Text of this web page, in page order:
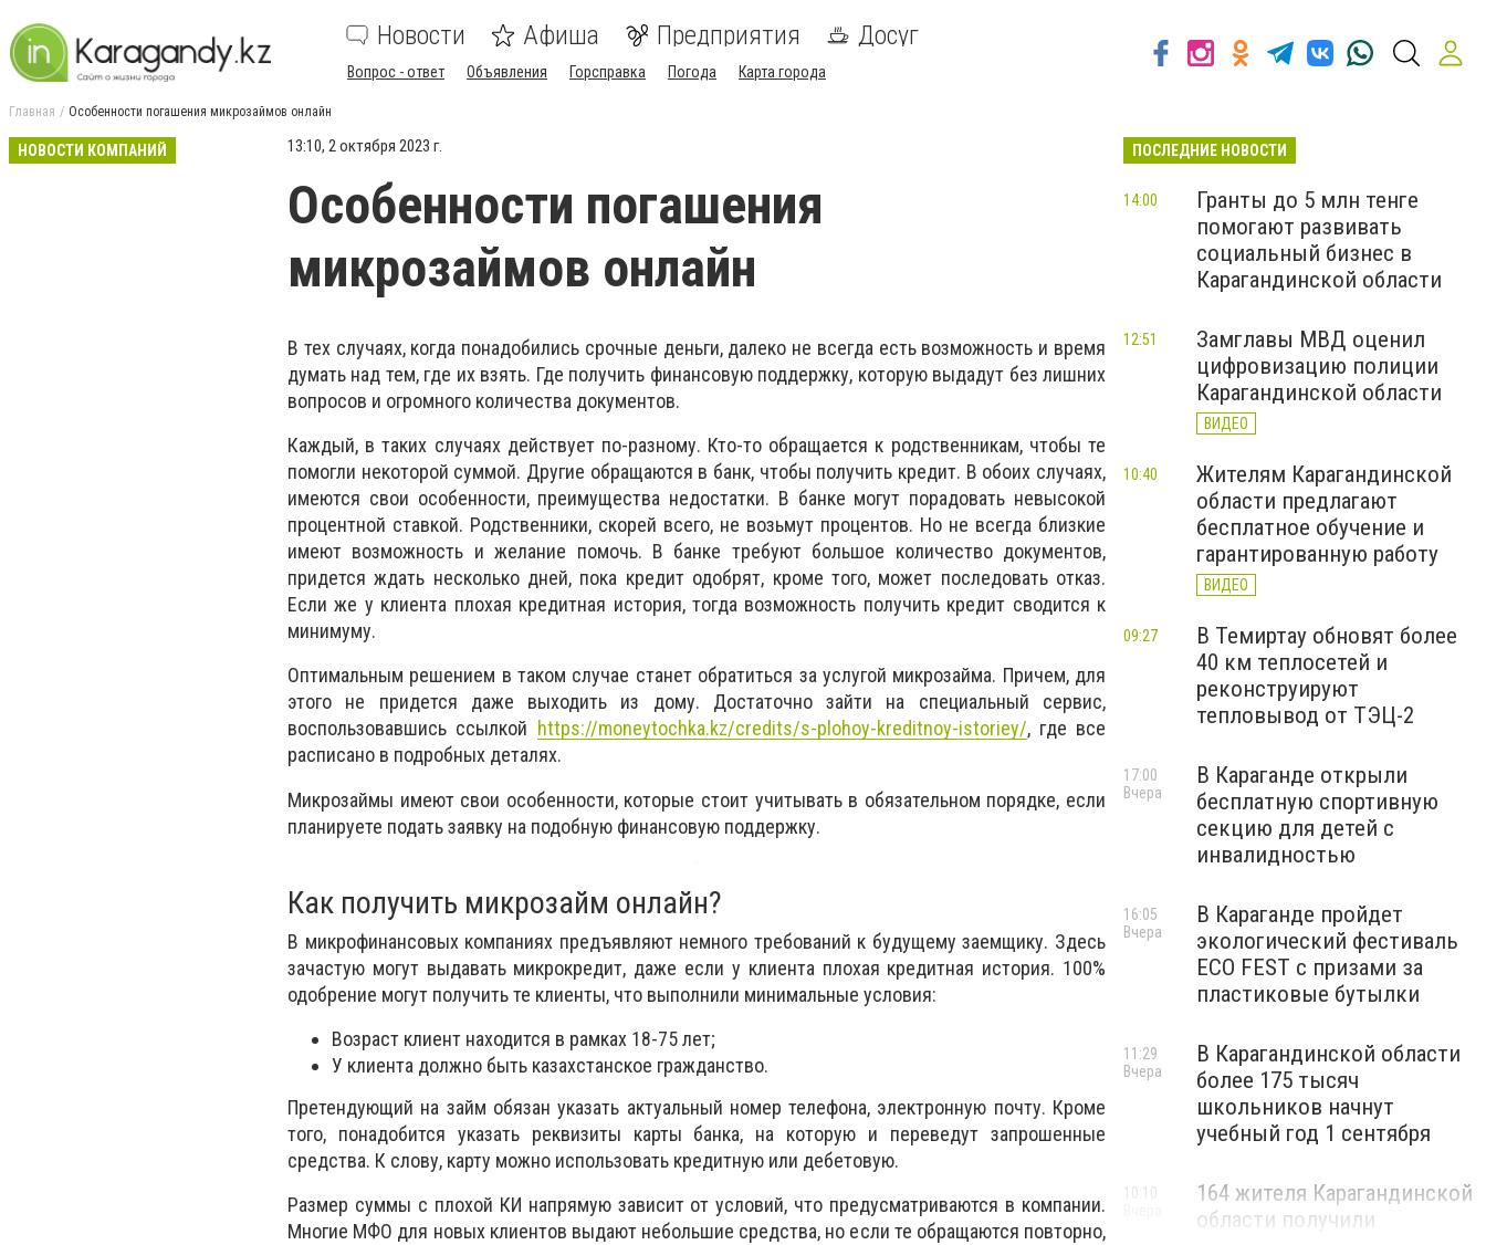
Новости Афиша Предприятия Досуг
Вопрос - ответ Объявления Горсправка Погода Карта города
Главная Особенности погашения микрозаймов онлайн
НОВОСТИ КОМПАНИЙ 13:10, 2 октября 2023 г.
Особенности погашения
микрозаймов онлайн
В тех случаях, когда понадобились срочные деньги, далеко не всегда есть возможность и время
думать над тем, где их взять. Где получить финансовую поддержку, которую выдадут без лишних
вопросов и огромного количества документов.
Каждый, в таких случаях действует по-разному. Кто-то обращается к родственникам, чтобы те
помогли некоторой суммой. Другие обращаются в банк, чтобы получить кредит. В обоих случаях,
имеются свои особенности, преимущества недостатки. В банке могут порадовать невысокой
процентной ставкой. Родственники, скорей всего, не возьмут процентов. Но не всегда близкие
имеют возможность и желание помочь. В банке требуют большое количество документов,
придется ждать несколько дней, пока кредит одобрят, кроме того, может последовать отказ.
Если же у клиента плохая кредитная история, тогда возможность получить кредит сводится к
минимуму.
Оптимальным решением в таком случае станет обратиться за услугой микрозайма. Причем, для
этого не придется даже выходить из дому. Достаточно зайти на специальный сервис,
воспользовавшись ссылкой https://moneytochka.kz/credits/s-plohoy-kreditnoy-istoriey/, где все
расписано в подробных деталях.
Микрозаймы имеют свои особенности, которые стоит учитывать в обязательном порядке, если
планируете подать заявку на подобную финансовую поддержку.
Как получить микрозайм онлайн?
В микрофинансовых компаниях предъявляют немного требований к будущему заемщику. Здесь
зачастую могут выдавать микрокредит, даже если у клиента плохая кредитная история. 100%
одобрение могут получить те клиенты, что выполнили минимальные условия:
Возраст клиент находится в рамках 18-75 лет;
У клиента должно быть казахстанское гражданство.
Претендующий на займ обязан указать актуальный номер телефона, электронную почту. Кроме
того, понадобится указать реквизиты карты банка, на которую и переведут запрошенные
средства. К слову, карту можно использовать кредитную или дебетовую.
Размер суммы с плохой КИ напрямую зависит от условий, что предусматриваются в компании.
Многие МФО для новых клиентов выдают небольшие средства, но если те обращаются повторно,
ПОСЛЕДНИЕ НОВОСТИ
Гранты до 5 млн тенге
помогают развивать
социальный бизнес в
Карагандинской области
14:00
Замглавы МВД оценил
цифровизацию полиции
Карагандинской области
ВИДЕО
12:51
Жителям Карагандинской
области предлагают
бесплатное обучение и
гарантированную работу
ВИДЕО
10:40
В Темиртау обновят более
40 км теплосетей и
реконструируют
тепловывод от ТЭЦ-2
09:27
В Караганде открыли
бесплатную спортивную
секцию для детей с
инвалидностью
17:00
Вчера
В Караганде пройдет
экологический фестиваль
ECO FEST с призами за
пластиковые бутылки
16:05
Вчера
В Карагандинской области
более 175 тысяч
школьников начнут
учебный год 1 сентября
11:29
Вчера
164 жителя Карагандинской
области получили
10:10